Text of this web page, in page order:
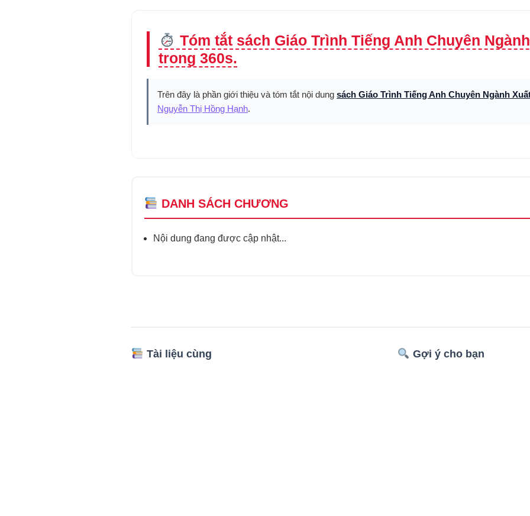
Tóm tắt sách Giáo Trình Tiếng Anh Chuyên
trong 360s.
Trên đây là phần giới thiệu và tóm tắt nội dung sách Giáo Trình Tiếng Anh Chuyên Ngành
Nguyễn Thị Hồng Hạnh.
DANH SÁCH CHƯƠNG
Nội dung đang được cập nhật...
Tài liệu cùng Gợi ý cho bạn